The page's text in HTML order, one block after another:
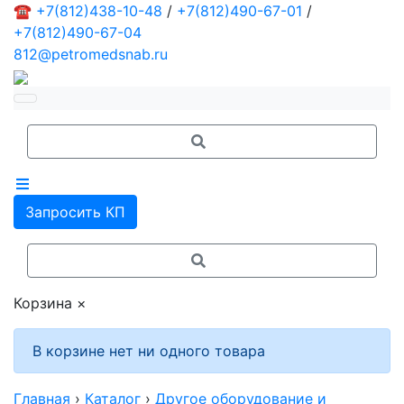
☎ +7(812)438-10-48 / +7(812)490-67-01 /
+7(812)490-67-04
812@petromedsnab.ru
Запросить КП
Корзина ×
В корзине нет ни одного товара
Главная › Каталог › Другое оборудование и